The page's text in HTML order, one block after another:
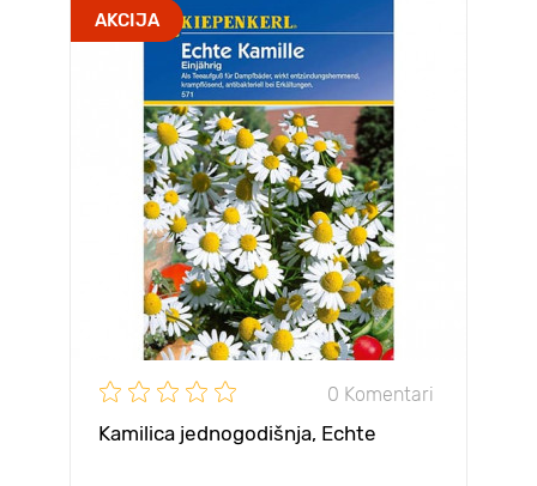
AKCIJA
0 Komentari
Kamilica jednogodišnja, Echte